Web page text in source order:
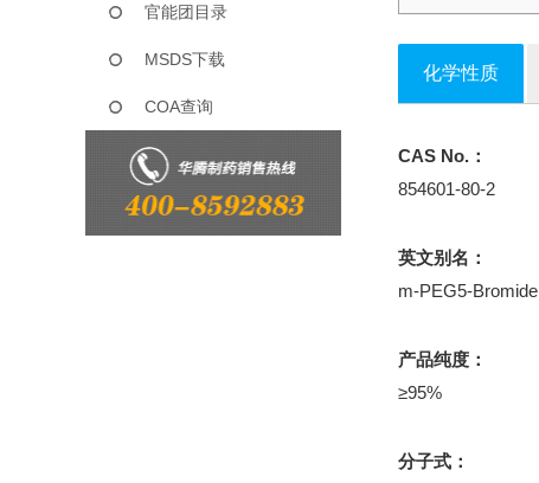
官能团目录
MSDS下载
COA查询
化学性质
CAS No.：
854601-80-2
英文别名：
m-PEG5-Bromide
产品纯度：
≥95%
分子式：